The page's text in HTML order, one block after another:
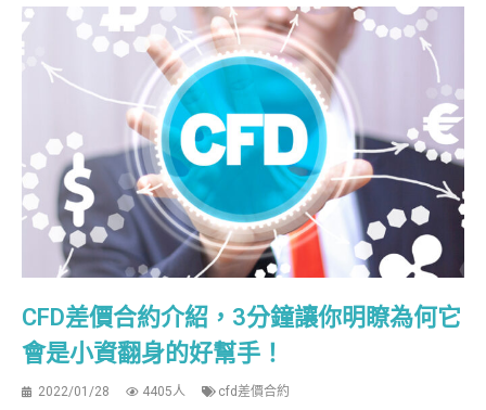
CFD差價合約介紹，3分鐘讓你明瞭為何它
會是小資翻身的好幫手！
2022/01/28 4405人 cfd差價合約